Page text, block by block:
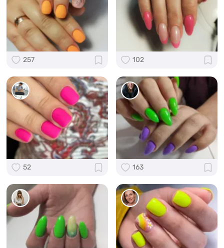
257 102
52 163